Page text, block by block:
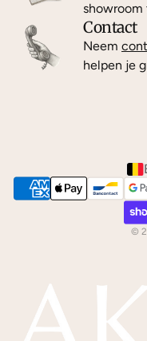
showroom
Contact
Neem
helpen je
©